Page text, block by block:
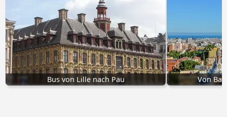
Bus von Lille nach Pau Von